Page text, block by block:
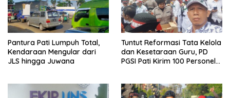
Pantura Pati Lumpuh Total,
Kendaraan Mengular dari
JLS hingga Juwana
Tuntut Reformasi Tata Kelola
dan Kesetaraan Guru, PD
PGSI Pati Kirim 100 Personel